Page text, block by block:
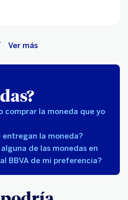
Ver más
comprar la moneda que yo
la moneda?
de las monedas en
BBVA de mi preferencia?